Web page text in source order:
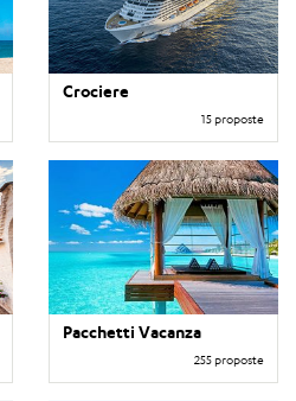
Crociere
15 proposte
Pacchetti Vacanza
255 proposte